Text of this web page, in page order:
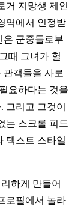
거 지망생 제인
역에서 인정받
은 군중들로부
때 그녀가 헐
관객들을 사로
요하다는 것을
그리고 그것이
는 스크롤 피드
텍스트 스타일
하게 만들어
로필에서 놀라